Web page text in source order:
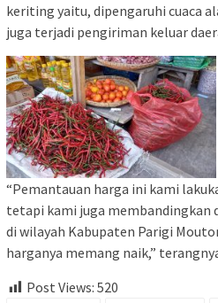
keriting yaitu, dipengaruhi cuaca
juga terjadi pengiriman keluar
“Pemantauan harga ini kami
tetapi kami juga membandingkan
di wilayah Kabupaten Parigi
harganya memang naik,”
Post Views: 520